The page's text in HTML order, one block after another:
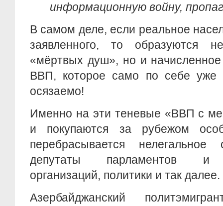
информационную войну,
В самом деле, если реальное
заявленного, то образуются
«мёртвых душ», но и
ВВП, которое само по себе уже
осязаемо!
Именно на эти теневые «ВВП с
и покупаются за рубежом
перебрасывается нелегальное
депутаты парламентов и
организаций, политики и так далее.
Азербайджанский